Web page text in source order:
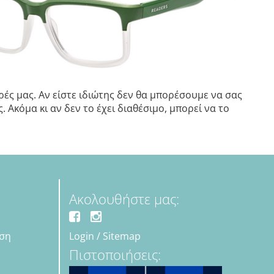
μας. Αν είστε ιδιώτης δεν θα μπορέσουμε να σας
κι αν δεν το έχει διαθέσιμο, μπορεί να το
Ακολουθήστε μας:
Login / Sitemap
Πιστοποιήσεις: